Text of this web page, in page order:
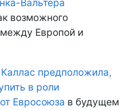
Вальтера
возможного
Европой и
предположила,
в роли
Евросоюза в будущем